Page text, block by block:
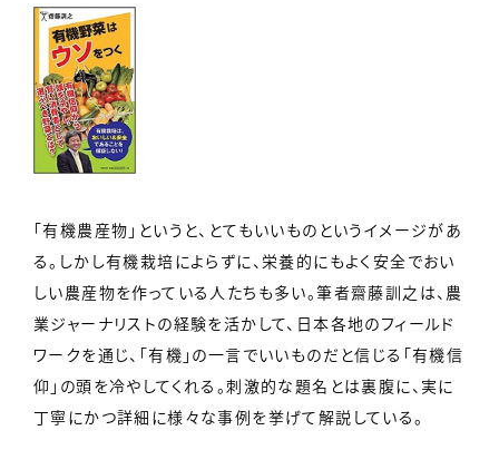
「有機農産物」というと、とてもいいものというイメージがあ
る。しかし有機栽培によらずに、栄養的にもよく安全でおい
しい農産物を作っている人たちも多い。筆者齋藤訓之は、農
業ジャーナリストの経験を活かして、日本各地のフィールド
ワークを通じ、「有機」の一言でいいものだと信じる「有機信
仰」の頭を冷やしてくれる。刺激的な題名とは裏腹に、実に
丁寧にかつ詳細に様々な事例を挙げて解説している。